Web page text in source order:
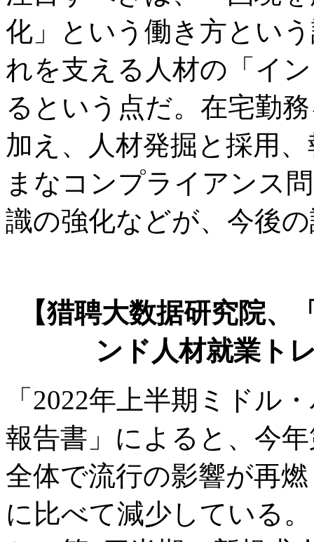
化」という働き方とい
れを支える人材の「イ
るという点だ。在宅勤
加え、人材発掘と採用
まなコンプライアンス
識の強化などが、今後
【猎聘大数据研究院、
ンド人材就業ト
「2022年上半期ミドル
報告書」によると、今
全体で流行の影響が再
に比べて減少している